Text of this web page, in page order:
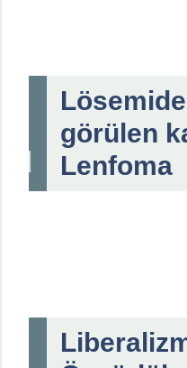
görülen
Lenfoma